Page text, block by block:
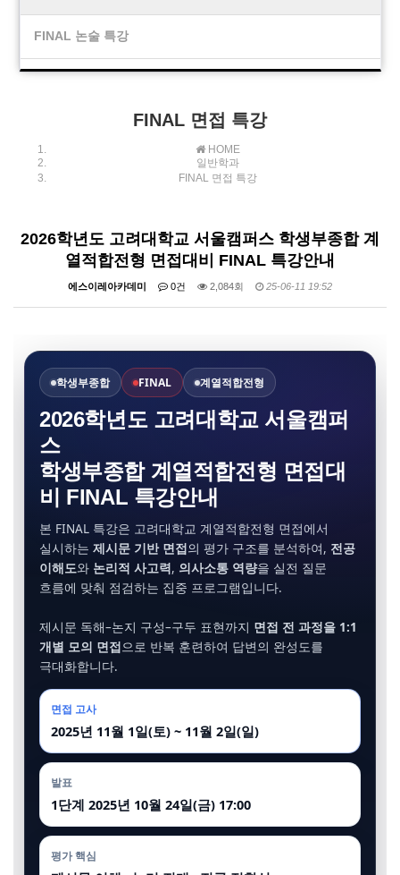
FINAL 논술 특강
FINAL 면접 특강
HOME
일반학과
FINAL 면접 특강
2026학년도 고려대학교 서울캠퍼스 학생부종합 계
열적합전형 면접대비 FINAL 특강안내
에스이레아카데미 0건 2,084회 25-06-11 19:52
학생부종합 FINAL 계열적합전형
2026학년도 고려대학교 서울캠퍼
스
학생부종합 계열적합전형 면접대
비 FINAL 특강안내
본 FINAL 특강은 고려대학교 계열적합전형 면접에서
실시하는 제시문 기반 면접의 평가 구조를 분석하여, 전공
이해도와 논리적 사고력, 의사소통 역량을 실전 질문
흐름에 맞춰 점검하는 집중 프로그램입니다.
제시문 독해–논지 구성–구두 표현까지 면접 전 과정을 1:1
개별 모의 면접으로 반복 훈련하여 답변의 완성도를
극대화합니다.
면접 고사
2025년 11월 1일(토) ~ 11월 2일(일)
발표
1단계 2025년 10월 24일(금) 17:00
평가 핵심